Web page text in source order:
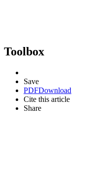
Toolbox
Save
PDFDownload
Cite this article
Share